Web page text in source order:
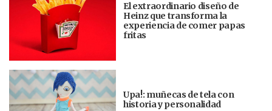
El extraordinario diseño de
Heinz que transforma la
experiencia de comer papas
fritas
Upa!: muñecas de tela con
historia y personalidad